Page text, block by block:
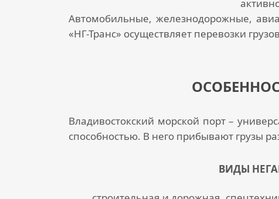
Автомобильные, железнодорожные,
«НГ-Транс» осуществляет перевозки
Владивостокский морской порт –
способностью. В него прибывают грузы
ВИДЫ